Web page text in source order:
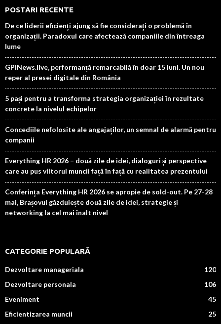
POSTARI RECENTE
De ce liderii eficienți ajung să fie considerați o problemă în
organizații. Paradoxul care afectează companiile din întreaga
lume
GPINews.live, performanță remarcabilă în doar 15 luni. Un nou
reper al presei digitale din România
5 pași pentru a transforma strategia organizației în rezultate
concrete la nivelul echipelor
Concediile nefolosite ale angajaților, un semnal de alarmă pentru
companii
Everything HR 2026 – două zile de idei, dialoguri și perspective
care au pus viitorul muncii față în față cu realitatea prezentului
Conferința Everything HR 2026 se apropie de sold-out. Pe 27-28
mai, Brașovul găzduiește două zile de idei, strategie și
networking la cel mai înalt nivel
CATEGORIE POPULARĂ
Dezvoltare manageriala
120
Dezvoltare personala
106
Eveniment
45
Eficientizarea muncii
25